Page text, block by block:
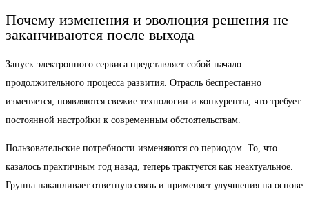
Почему изменения и эволюция решения не
заканчиваются после выхода
Запуск электронного сервиса представляет собой начало
продолжительного процесса развития. Отрасль беспрестанно
изменяется, появляются свежие технологии и конкуренты, что требует
постоянной настройки к современным обстоятельствам.
Пользовательские потребности изменяются со периодом. То, что
казалось практичным год назад, теперь трактуется как неактуальное.
Группа накапливает ответную связь и применяет улучшения на основе